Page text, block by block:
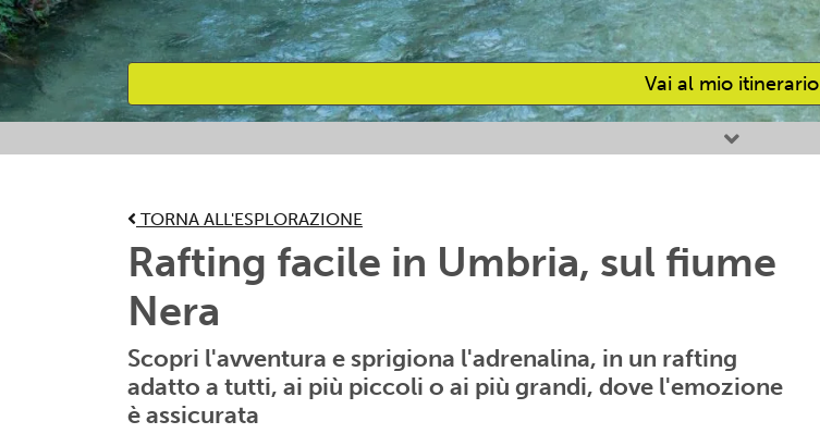
Vai al mio itinerario
Attività preferite
TORNA ALL'ESPLORAZIONE
Rafting facile in Umbria, sul fiume
Nera
Scopri l'avventura e sprigiona l'adrenalina, in un rafting
adatto a tutti, ai più piccoli o ai più grandi, dove l'emozione
è assicurata